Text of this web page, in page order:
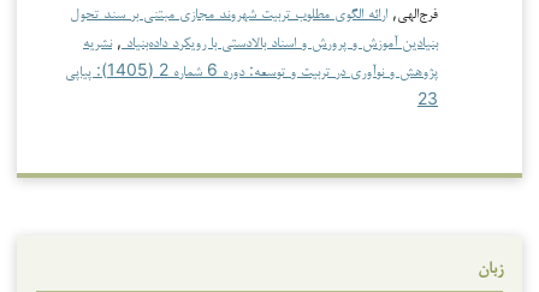
فرج‌الهی, ارائه الگوی مطلوب تربیت شهروند مجازی مبتنی بر سند تحول
بنیادین آموزش و پرورش و اسناد بالادستی با رویکرد داده‌بنیاد ,نشریه
پژوهش و نوآوری در تربیت و توسعه: دوره 6 شماره 2 (1405): پیاپی
23
زبان